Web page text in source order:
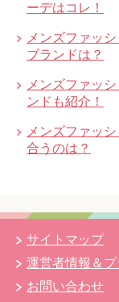
ーデはコレ！
メンズファッ
ブランドは？
メンズファッ
ンドも紹介！
メンズファッ
合うのは？
サイトマップ
運営者情報＆
お問い合わせ